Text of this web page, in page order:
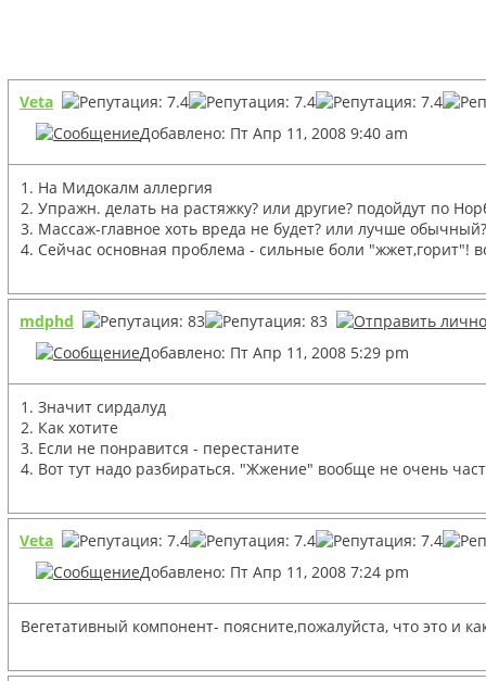
Veta
Добавлено: Пт Апр 11, 2008 9:40 am
1. На Мидокалм аллергия
2. Упражн. делать на растяжку? или другие? подойдут по
3. Массаж-главное хоть вреда не будет? или лучше
4. Сейчас основная проблема - сильные боли "жжет,горит"!
mdphd
Добавлено: Пт Апр 11, 2008 5:29 pm
1. Значит сирдалуд
2. Как хотите
3. Если не понравится - перестаните
4. Вот тут надо разбираться. "Жжение" вообще не очень
Veta
Добавлено: Пт Апр 11, 2008 7:24 pm
Вегетативный компонент- поясните,пожалуйста, что это и